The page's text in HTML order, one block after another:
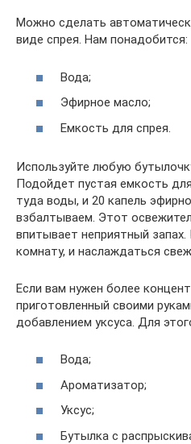
Можно сделать
виде спрея. Нам понадобится:
Вода;
Эфирное масло;
Емкость для спрея.
Используйте любую
Подойдет пустая емкость
туда воды, и 20 капель
взбалтываем. Этот
впитывает неприятный
комнату, и наслаждаться
Если вам нужен более
приготовленный своими
добавлением уксуса. Для
Вода;
Ароматизатор;
Уксус;
Бутылка с